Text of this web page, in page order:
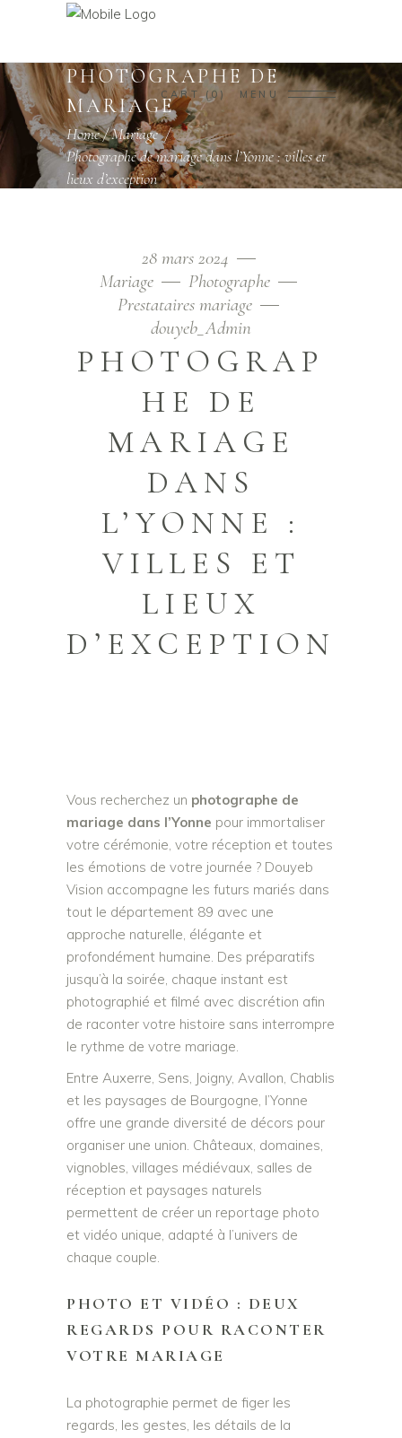
CART 0 MENU
PHOTOGRAPHE DE
MARIAGE
Home/Mariage/
Photographe de mariage dans l’Yonne : villes et
lieux d’exception
28 mars 2024
Mariage
Photographe
Prestataires mariage
douyeb_Admin
PHOTOGRAP
HE DE
MARIAGE
DANS
L’YONNE :
VILLES ET
LIEUX
D’EXCEPTION
Vous recherchez un photographe de
mariage dans l’Yonne pour immortaliser
votre cérémonie, votre réception et toutes
les émotions de votre journée ? Douyeb
Vision accompagne les futurs mariés dans
tout le département 89 avec une
approche naturelle, élégante et
profondément humaine. Des préparatifs
jusqu’à la soirée, chaque instant est
photographié et filmé avec discrétion afin
de raconter votre histoire sans interrompre
le rythme de votre mariage.
Entre Auxerre, Sens, Joigny, Avallon, Chablis
et les paysages de Bourgogne, l’Yonne
offre une grande diversité de décors pour
organiser une union. Châteaux, domaines,
vignobles, villages médiévaux, salles de
réception et paysages naturels
permettent de créer un reportage photo
et vidéo unique, adapté à l’univers de
chaque couple.
PHOTO ET VIDÉO : DEUX
REGARDS POUR RACONTER
VOTRE MARIAGE
La photographie permet de figer les
regards, les gestes, les détails de la